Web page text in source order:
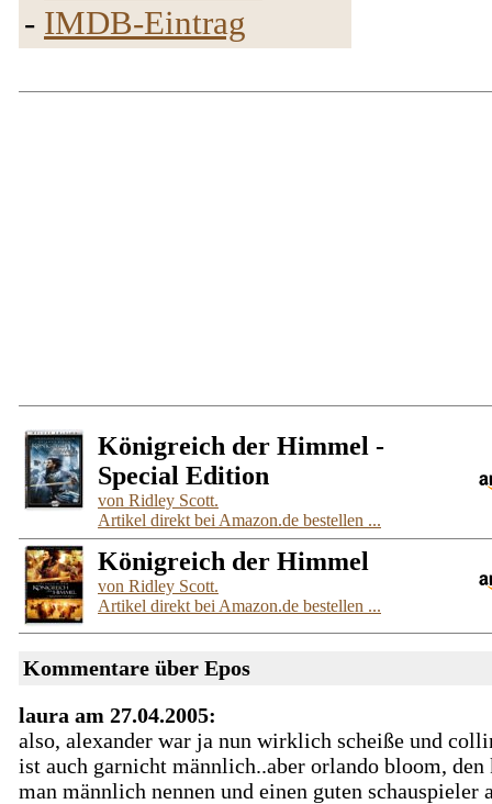
- IMDB-Eintrag
Königreich der Himmel -
Special Edition
von Ridley Scott.
Artikel direkt bei Amazon.de bestellen ...
Königreich der Himmel
von Ridley Scott.
Artikel direkt bei Amazon.de bestellen ...
Kommentare über Epos
laura am 27.04.2005:
also, alexander war ja nun wirklich scheiße und
ist auch garnicht männlich..aber orlando bloom, den
man männlich nennen und einen guten schauspieler